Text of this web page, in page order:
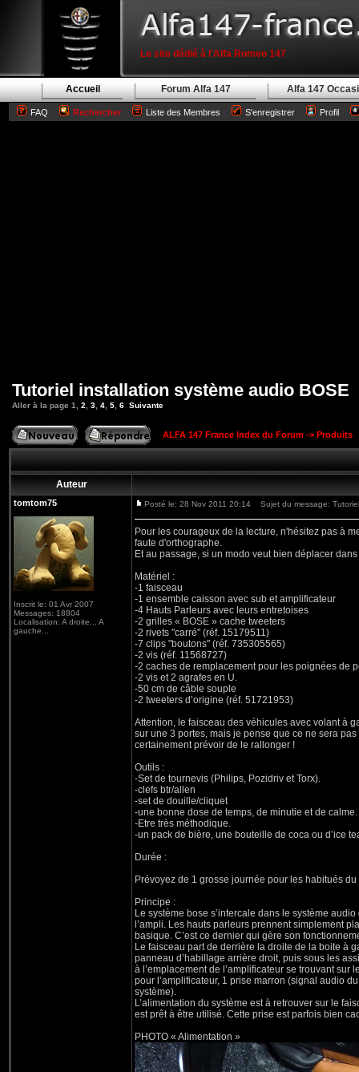
Le site dédié à l'Alfa Romeo 147
Accueil Forum Alfa 147 Alfa 147
FAQ Rechercher Liste des Membres S'enregistrer Profil
Tutoriel installation système audio BOSE
Aller à la page 1 2 3 4 5 6 Suivante
ALFA 147 France Index du Forum -> Produits
Auteur
tomtom75
Inscrit le: 01 Avr 2007
Messages: 18804
Localisation: A droite... A
gauche...
Posté le: 28 Nov 2011 20:14 Sujet du message:
Pour les courageux de la lecture, n'hésitez pas à
faute d'orthographe.
Et au passage, si un modo veut bien déplacer
Matériel :
-1 faisceau
-1 ensemble caisson avec sub et amplificateur
-4 Hauts Parleurs avec leurs entretoises
-2 grilles « BOSE » cache tweeters
-2 rivets "carré" (réf. 15179511)
-7 clips "boutons" (réf. 735305565)
-2 vis (réf. 11568727)
-2 caches de remplacement pour les poignées de
-2 vis et 2 agrafes en U.
-50 cm de câble souple
-2 tweeters d’origine (réf. 51721953)
Attention, le faisceau des véhicules avec volant à
sur une 3 portes, mais je pense que ce ne sera
certainement prévoir de le rallonger !
Outils :
-Set de tournevis (Philips, Pozidriv et Torx).
-clefs btr/allen
-set de douille/cliquet
-une bonne dose de temps, de minutie et de calme.
-Etre très méthodique.
-un pack de bière, une bouteille de coca ou d’ice
Durée :
Prévoyez de 1 grosse journée pour les habitués
Principe :
Le système bose s’intercale dans le système
l’ampli. Les hauts parleurs prennent simplement
basique. C’est ce dernier qui gère son
Le faisceau part de derrière la droite de la boite à
panneau d’habillage arrière droit, puis sous les
à l’emplacement de l’amplificateur se trouvant
pour l’amplificateur, 1 prise marron (signal audio
système).
L’alimentation du système est à retrouver sur le
est prêt à être utilisé. Cette prise est parfois bien
PHOTO « Alimentation »